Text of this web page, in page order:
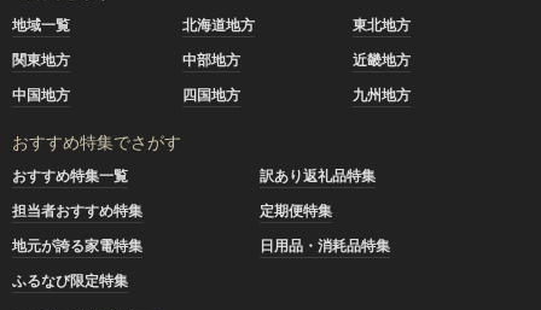
地域一覧 北海道地方
東北地方
関東地方
中部地方
近畿地方
中国地方
四国地方 九州地方
おすすめ特集でさがす
おすすめ特集一覧
訳あり返礼品特集
担当者おすすめ特集
定期便特集
地元が誇る家電特集
日用品・消耗品特集
ふるなび限定特集